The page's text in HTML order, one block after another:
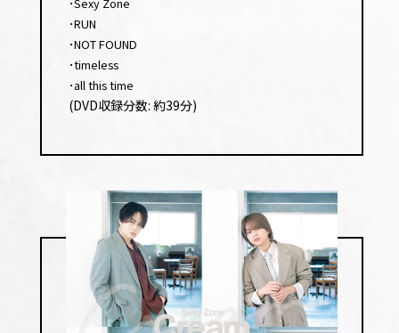
･RUN
･NOT FOUND
･timeless
･all this time
(DVD収録分数: 約39分)